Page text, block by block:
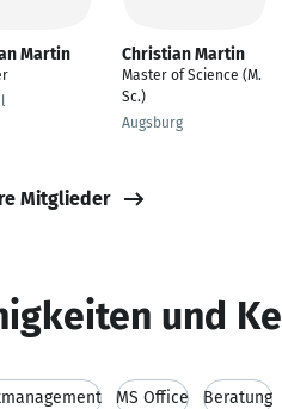
Martin Christian Martin
Master of Science (M.
Sc.)
Augsburg
Mitglieder
und
MS Office Beratung